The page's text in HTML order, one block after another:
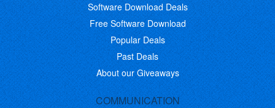
Software Download Deals
Free Software Download
Popular Deals
Past Deals
About our Giveaways
COMMUNICATION